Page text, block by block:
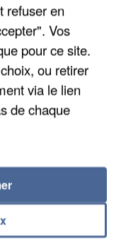
DÉROBÉES À
refuser en
Vos
pour ce site.
ou retirer
via le lien
de chaque